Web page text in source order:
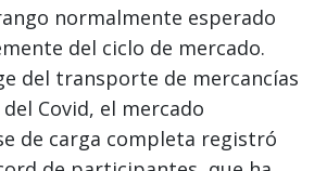
normalmente esperado
del ciclo de mercado.
del transporte de mercancías
Covid, el mercado
de carga completa registró